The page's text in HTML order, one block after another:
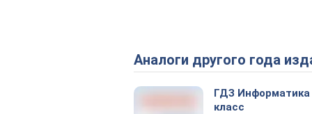
Аналоги другого года
ГДЗ Информатика
класс